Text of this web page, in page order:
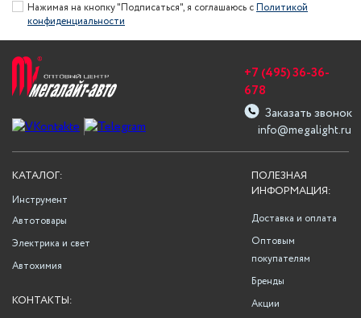
Нажимая на кнопку "Подписаться", я соглашаюсь сПолитикой
конфиденциальности
info@megalight.ru
+7 (495) 36-36-
678
Заказать звонок
ПОЛЕЗНАЯ
ИНФОРМАЦИЯ:
Доставка и оплата
Оптовым
покупателям
Бренды
Акции
КАТАЛОГ:
Инструмент
Автотовары
Электрика и свет
Автохимия
КОНТАКТЫ: